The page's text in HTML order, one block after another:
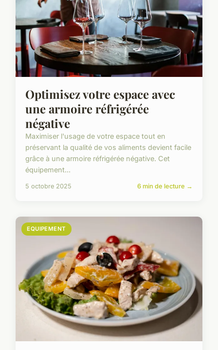
Optimisez votre espace avec
une armoire réfrigérée
négative
Maximiser l'usage de votre espace tout en
préservant la qualité de vos aliments devient facile
grâce à une armoire réfrigérée négative. Cet
équipement...
5 octobre 2025 6 min de lecture →
EQUIPEMENT